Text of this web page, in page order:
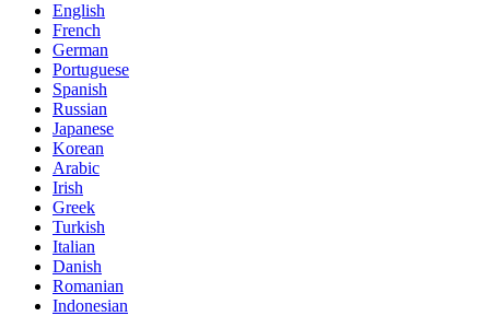
English
French
German
Portuguese
Spanish
Russian
Japanese
Korean
Arabic
Irish
Greek
Turkish
Italian
Danish
Romanian
Indonesian